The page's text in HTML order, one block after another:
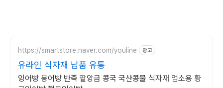
https://smartstore.naver.com/youline 광고
유라인 식자재 납품 유통
잉어빵 붕어빵 반죽 팥앙금 콩국 국산콩물 식자재 업소용 황